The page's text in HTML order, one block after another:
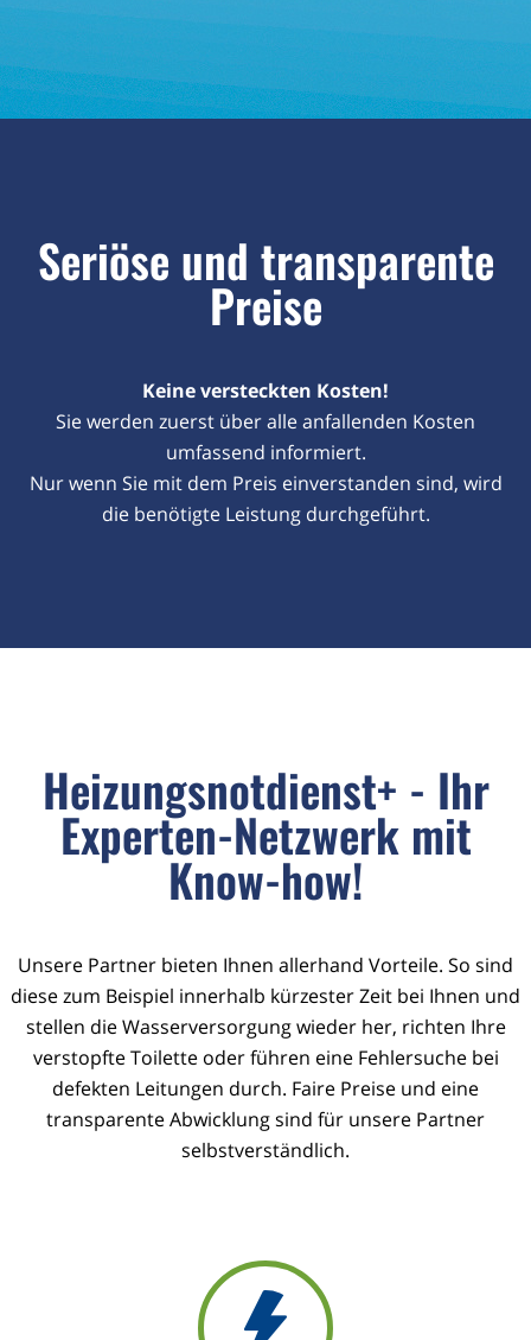
Seriöse und transparente
Preise
Keine versteckten Kosten!
Sie werden zuerst über alle anfallenden Kosten
umfassend informiert.
Nur wenn Sie mit dem Preis einverstanden sind, wird
die benötigte Leistung durchgeführt.
Heizungsnotdienst+ - Ihr
Experten-Netzwerk mit
Know-how!
Unsere Partner bieten Ihnen allerhand Vorteile. So sind
diese zum Beispiel innerhalb kürzester Zeit bei Ihnen und
stellen die Wasserversorgung wieder her, richten Ihre
verstopfte Toilette oder führen eine Fehlersuche bei
defekten Leitungen durch. Faire Preise und eine
transparente Abwicklung sind für unsere Partner
selbstverständlich.